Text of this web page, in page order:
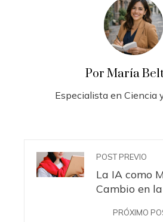
Por María
Especialista en Ciencia
POST PREVIO
La IA como
Cambio en
PRÓXIMO